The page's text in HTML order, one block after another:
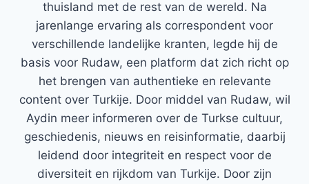
thuisland met de rest van de wereld. Na
jarenlange ervaring als correspondent voor
verschillende landelijke kranten, legde hij de
basis voor Rudaw, een platform dat zich richt op
het brengen van authentieke en relevante
content over Turkije. Door middel van Rudaw, wil
Aydin meer informeren over de Turkse cultuur,
geschiedenis, nieuws en reisinformatie, daarbij
leidend door integriteit en respect voor de
diversiteit en rijkdom van Turkije. Door zijn